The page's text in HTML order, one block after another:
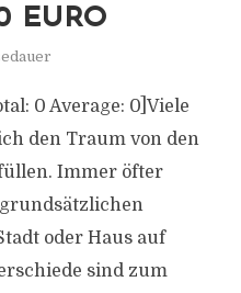
EURO
0 Average: 0]Viele
den Traum von den
Immer öfter
oder Haus auf
sind zum